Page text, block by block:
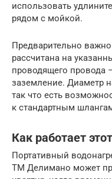
использовать
рядом с мойкой.
Предварительно
рассчитана на
проводящего провода
заземление. Диаметр
так что есть
к стандартным
Как работает
Портативный
ТМ Делимано может